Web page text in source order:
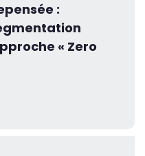
:
« Zero